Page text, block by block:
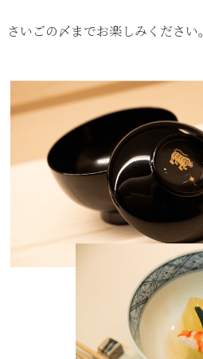
さいごの〆までお楽しみください。